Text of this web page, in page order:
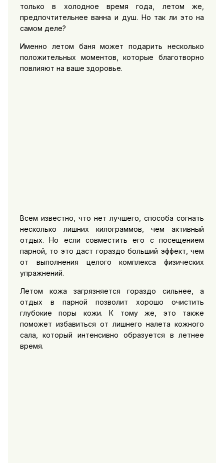
только в холодное время года, летом же,
предпочтительнее ванна и душ. Но так ли это на
самом деле?
Именно летом баня может подарить несколько
положительных моментов, которые благотворно
повлияют на ваше здоровье.
Всем известно, что нет лучшего, способа согнать
несколько лишних килограммов, чем активный
отдых. Но если совместить его с посещением
парной, то это даст гораздо больший эффект, чем
от выполнения целого комплекса физических
упражнений.
Летом кожа загрязняется гораздо сильнее, а
отдых в парной позволит хорошо очистить
глубокие поры кожи. К тому же, это также
поможет избавиться от лишнего налета кожного
сала, который интенсивно образуется в летнее
время.